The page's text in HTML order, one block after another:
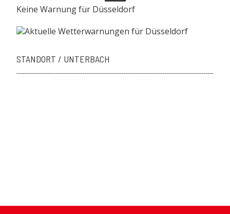
Keine Warnung für Düsseldorf
STANDORT / UNTERBACH